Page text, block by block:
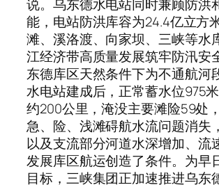
说。乌东德水电站同时兼顾防洪
能，电站防洪库容为24.4亿立方
滩、溪洛渡、向家坝、三峡等水
江经济带高质量发展筑牢防汛安
东德库区天然条件下为不通航河
水电站建成后，正常蓄水位975
约200公里，淹没主要滩险59处
急、险、浅滩碍航水流问题消失
以及支流部分河道水深增加、流
发展库区航运创造了条件。为早
目标，三峡集团正加速推进乌东